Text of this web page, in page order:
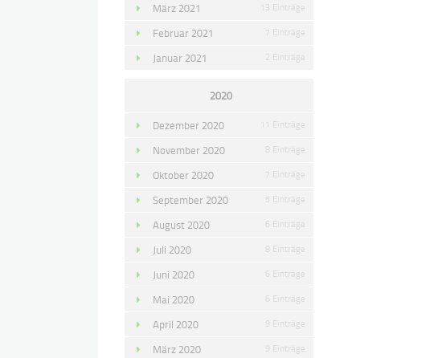
März 2021 13 Einträge
Februar 2021 7 Einträge
Januar 2021 2 Einträge
2020
Dezember 2020 11 Einträge
November 2020 8 Einträge
Oktober 2020 7 Einträge
September 2020 5 Einträge
August 2020 6 Einträge
Juli 2020 8 Einträge
Juni 2020 6 Einträge
Mai 2020 6 Einträge
April 2020 9 Einträge
März 2020 9 Einträge